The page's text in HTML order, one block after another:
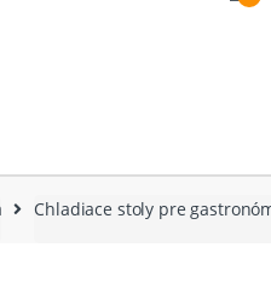
Chladiace stoly pre